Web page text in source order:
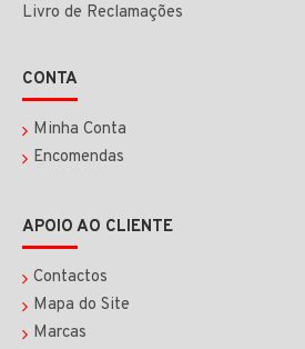
Livro de Reclamações
CONTA
Minha Conta
Encomendas
APOIO AO CLIENTE
Contactos
Mapa do Site
Marcas